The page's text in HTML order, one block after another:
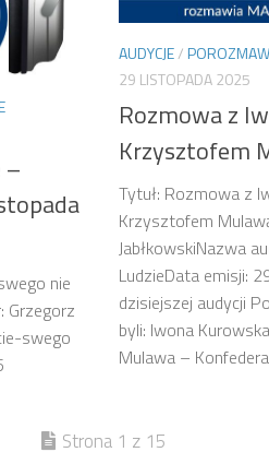
–
nie
Grzegorz
swego
AUDYCJE/
29 LISTOPADA 2025
Rozmowa z
Krzysztofem
Tytuł: Rozmowa z
Krzysztofem
JabłkowskiNazwa
LudzieData emisji:
dzisiejszej audycji
byli: Iwona
Mulawa –
Strona 1 z 15